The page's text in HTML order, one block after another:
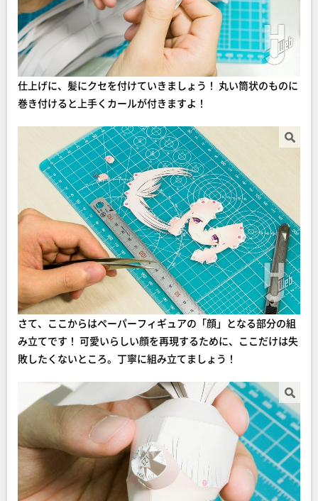
仕上げに、髪にクセを付けていきましょう！ 丸い筒状のものに
巻き付けると上手くカールが付きますよ！
さて、ここからはペーパーフィギュアの「顔」となる部分の組
み立てです！ 可愛いらしい顔を再現するために、ここだけは失
敗したくないところ。丁寧に組み立てましょう！